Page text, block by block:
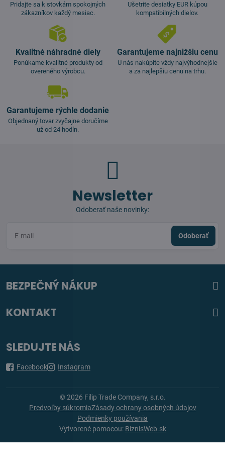
Pridajte sa k stovkám spokojných
zákazníkov každý mesiac.
Ušetrite desiatky EUR kúpou
kompatibilných dielov.
Kvalitné náhradné diely
Ponúkame kvalitné produkty od
overeného výrobcu.
Garantujeme najnižšiu cenu
U nás nakúpite vždy najvýhodnejšie
a za najlepšiu cenu na trhu.
Garantujeme rýchle dodanie
Objednaný tovar zvyčajne doručíme
už od 24 hodín.
Newsletter
Odoberať naše novinky:
Odoberať
BEZPEČNÝ NÁKUP
KONTAKT
SLEDUJTE NÁS
Facebook Instagram
©2026 Filip Trade Company, s.r.o.
Predvoľby súkromiaZásady ochrany osobných údajov
Podmienky používania
Vytvorené pomocou: BiznisWeb.sk